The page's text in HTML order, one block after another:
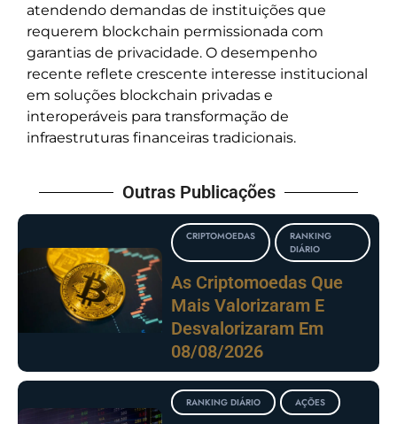
atendendo demandas de instituições que
requerem blockchain permissionada com
garantias de privacidade. O desempenho
recente reflete crescente interesse institucional
em soluções blockchain privadas e
interoperáveis para transformação de
infraestruturas financeiras tradicionais.
Outras Publicações
CRIPTOMOEDAS
RANKING
DIÁRIO
As Criptomoedas Que
Mais Valorizaram E
Desvalorizaram Em
08/08/2026
RANKING DIÁRIO AÇÕES